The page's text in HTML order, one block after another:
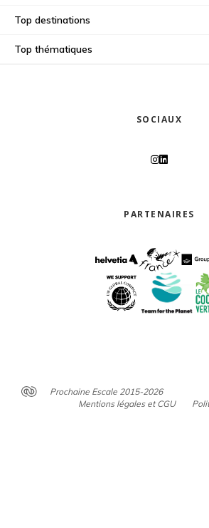
Top destinations
Top thématiques
SOCIAUX
PARTENAIRES
Prochaine Escale 2015-2026
Mentions légales et CGU